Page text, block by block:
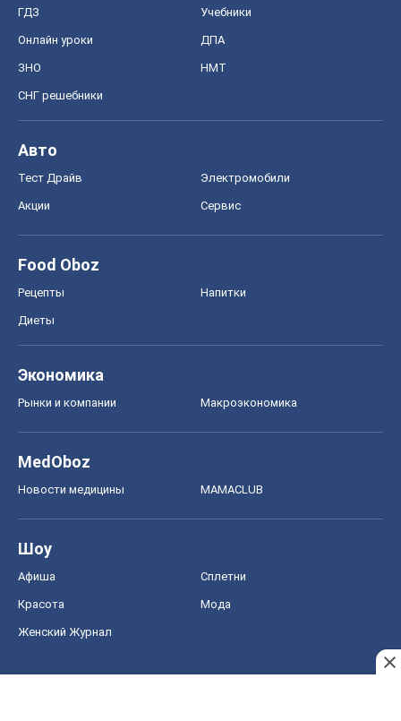
ГДЗ Учебники
Онлайн уроки ДПА
ЗНО НМТ
СНГ решебники
Авто
Тест Драйв Электромобили
Акции Сервис
Food Oboz
Рецепты Напитки
Диеты
Экономика
Рынки и компании Mакроэкономика
MedOboz
Новости медицины MAMACLUB
Шоу
Афиша Сплетни
Красота Мода
Женский Журнал